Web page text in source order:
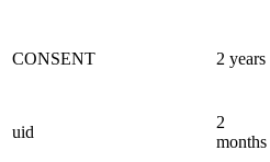
CONSENT 2 years
uid
2
months